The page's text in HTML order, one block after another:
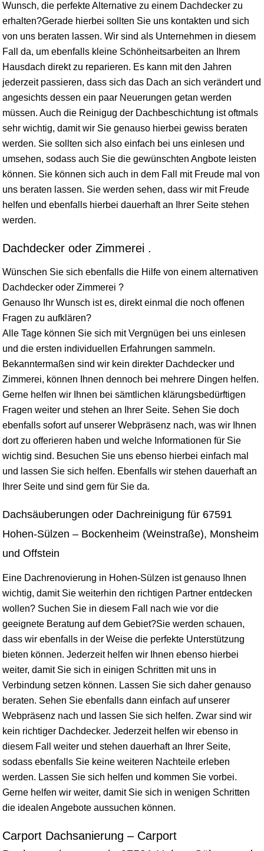
Wunsch, die perfekte Alternative zu einem Dachdecker zu
erhalten?Gerade hierbei sollten Sie uns kontakten und sich
von uns beraten lassen. Wir sind als Unternehmen in diesem
Fall da, um ebenfalls kleine Schönheitsarbeiten an Ihrem
Hausdach direkt zu reparieren. Es kann mit den Jahren
jederzeit passieren, dass sich das Dach an sich verändert und
angesichts dessen ein paar Neuerungen getan werden
müssen. Auch die Reinigug der Dachbeschichtung ist oftmals
sehr wichtig, damit wir Sie genauso hierbei gewiss beraten
werden. Sie sollten sich also einfach bei uns einlesen und
umsehen, sodass auch Sie die gewünschten Angbote leisten
können. Sie können sich auch in dem Fall mit Freude mal von
uns beraten lassen. Sie werden sehen, dass wir mit Freude
helfen und ebenfalls hierbei dauerhaft an Ihrer Seite stehen
werden.
Dachdecker oder Zimmerei .
Wünschen Sie sich ebenfalls die Hilfe von einem alternativen
Dachdecker oder Zimmerei ?
Genauso Ihr Wunsch ist es, direkt einmal die noch offenen
Fragen zu aufklären?
Alle Tage können Sie sich mit Vergnügen bei uns einlesen
und die ersten individuellen Erfahrungen sammeln.
Bekanntermaßen sind wir kein direkter Dachdecker und
Zimmerei, können Ihnen dennoch bei mehrere Dingen helfen.
Gerne helfen wir Ihnen bei sämtlichen klärungsbedürftigen
Fragen weiter und stehen an Ihrer Seite. Sehen Sie doch
ebenfalls sofort auf unserer Webpräsenz nach, was wir Ihnen
dort zu offerieren haben und welche Informationen für Sie
wichtig sind. Besuchen Sie uns ebenso hierbei einfach mal
und lassen Sie sich helfen. Ebenfalls wir stehen dauerhaft an
Ihrer Seite und sind gern für Sie da.
Dachsäuberungen oder Dachreinigung für 67591
Hohen-Sülzen – Bockenheim (Weinstraße), Monsheim
und Offstein
Eine Dachrenovierung in Hohen-Sülzen ist genauso Ihnen
wichtig, damit Sie weiterhin den richtigen Partner entdecken
wollen? Suchen Sie in diesem Fall nach wie vor die
geeignete Beratung auf dem Gebiet?Sie werden schauen,
dass wir ebenfalls in der Weise die perfekte Unterstützung
bieten können. Jederzeit helfen wir Ihnen ebenso hierbei
weiter, damit Sie sich in einigen Schritten mit uns in
Verbindung setzen können. Lassen Sie sich daher genauso
beraten. Sehen Sie ebenfalls dann einfach auf unserer
Webpräsenz nach und lassen Sie sich helfen. Zwar sind wir
kein richtiger Dachdecker. Jederzeit helfen wir ebenso in
diesem Fall weiter und stehen dauerhaft an Ihrer Seite,
sodass ebenfalls Sie keine weiteren Nachteile erleben
werden. Lassen Sie sich helfen und kommen Sie vorbei.
Gerne helfen wir weiter, damit Sie sich in wenigen Schritten
die idealen Angebote aussuchen können.
Carport Dachsanierung – Carport